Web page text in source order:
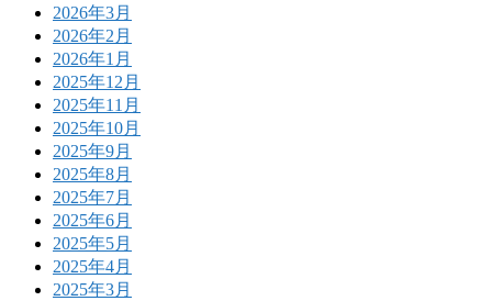
2026年3月
2026年2月
2026年1月
2025年12月
2025年11月
2025年10月
2025年9月
2025年8月
2025年7月
2025年6月
2025年5月
2025年4月
2025年3月